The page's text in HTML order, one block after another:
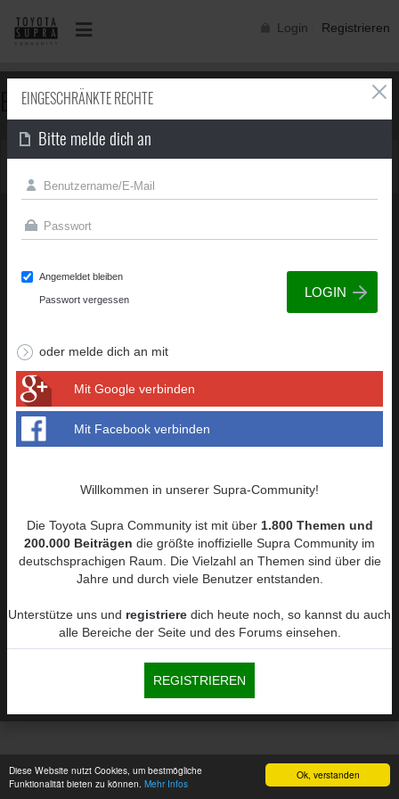
Ok, verstanden
Diese Website nutzt Cookies, um bestmögliche
Funktionalität bieten zu können. Mehr Infos
Login Registrieren
EINGESCHRÄNKTE RECHTE
Du besitzt nicht die erforderliche Berechtigung, um diese
EINGESCHRÄNKTE RECHTE
Bitte melde dich an
Angemeldet bleiben
Passwort vergessen
oder melde dich an mit
Mit Google verbinden
Mit Facebook verbinden
Willkommen in unserer Supra-Community!
Die Toyota Supra Community ist mit über 1.800 Themen und
200.000 Beiträgen die größte inoffizielle Supra Community im
deutschsprachigen Raum. Die Vielzahl an Themen sind über die
Jahre und durch viele Benutzer entstanden.
Unterstütze uns und registriere dich heute noch, so kannst du auch
alle Bereiche der Seite und des Forums einsehen.
REGISTRIEREN